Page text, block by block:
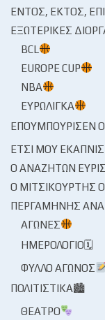
ΕΝΤΌΣ, ΕΚΤΌΣ,
ΕΞΩΤΕΡΙΚΈΣ
BCL
EUROPE CUP
NBA
ΕΥΡΩΛΊΓΚΑ
ΕΠΟΥΜΠΟΎΡΙΣΕΝ
ΈΤΣΙ ΜΟΥ
Ο ΑΝΑΖΗΤΏΝ
Ο ΜΙΤΣΙΚΟΥΡΤΉΣ
ΠΕΡΓΑΜΗΝΉΣ
ΑΓΏΝΕΣ
ΗΜΕΡΟΛΌΓΙΟ🗓
ΦΎΛΛΟ ΑΓΏΝΟΣ
ΠΟΛΙΤΙΣΤΙΚΆ🏙
ΘΈΑΤΡΟ